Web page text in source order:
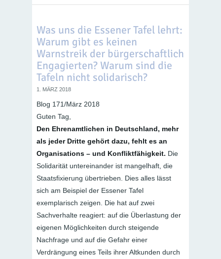
Was uns die Essener Tafel lehrt:
Warum gibt es keinen
Warnstreik der bürgerschaftlich
Engagierten? Warum sind die
Tafeln nicht solidarisch?
1. MÄRZ 2018
Blog 171/März 2018
Guten Tag,
Den Ehrenamtlichen in Deutschland, mehr
als jeder Dritte gehört dazu, fehlt es an
Organisations – und Konfliktfähigkeit. Die
Solidarität untereinander ist mangelhaft, die
Staatsfixierung übertrieben. Dies alles lässt
sich am Beispiel der Essener Tafel
exemplarisch zeigen. Die hat auf zwei
Sachverhalte reagiert: auf die Überlastung der
eigenen Möglichkeiten durch steigende
Nachfrage und auf die Gefahr einer
Verdrängung eines Teils ihrer Altkunden durch